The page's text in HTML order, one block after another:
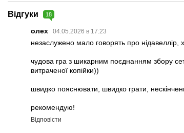
Відгуки 18
олех 04.05.2026 в 17:23
незаслужено мало говорять про
чудова гра з шикарним поєднанням збору
витраченої копійки))
швидко пояснювати, швидко грати,
рекомендую!
Відповісти